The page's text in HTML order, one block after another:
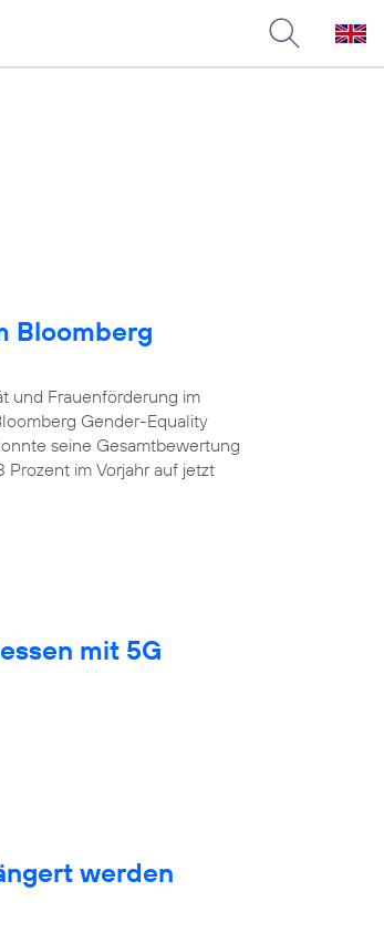
Bloomberg
und Frauenförderung im
Gender-Equality
seine Gesamtbewertung
im Vorjahr auf jetzt
mit 5G
werden